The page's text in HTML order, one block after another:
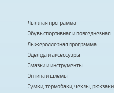
Лыжная программа
Обувь спортивная и повседневная
Лыжероллерная программа
Одежда и аксессуары
Смазки и инструменты
Оптика и шлемы
Сумки, термобаки, чехлы, рюкзаки